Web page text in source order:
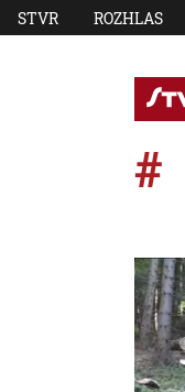
STVR ROZHLAS